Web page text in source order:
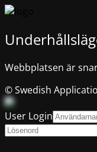
Webbplatsen är
© Swedish
User Login